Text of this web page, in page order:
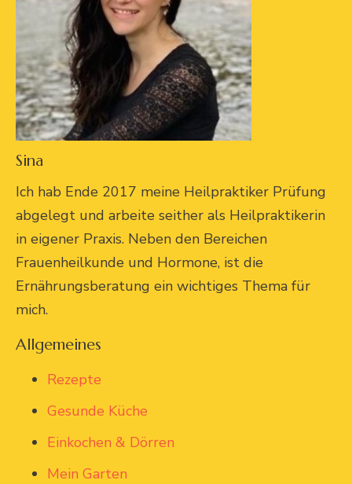
Sina
Ich hab Ende 2017 meine Heilpraktiker Prüfung
abgelegt und arbeite seither als Heilpraktikerin
in eigener Praxis. Neben den Bereichen
Frauenheilkunde und Hormone, ist die
Ernährungsberatung ein wichtiges Thema für
mich.
Allgemeines
Rezepte
Gesunde Küche
Einkochen & Dörren
Mein Garten